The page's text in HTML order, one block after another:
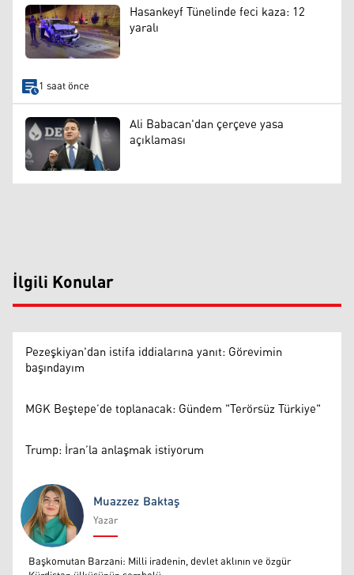
Hasankeyf Tünelinde feci kaza: 12
yaralı
1 saat önce
Ali Babacan'dan çerçeve yasa
açıklaması
İlgili Konular
Pezeşkiyan'dan istifa iddialarına yanıt: Görevimin
başındayım
MGK Beştepe’de toplanacak: Gündem "Terörsüz Türkiye"
Trump: İran’la anlaşmak istiyorum
Muazzez Baktaş
Muazzez Baktaş
Yazar
Başkomutan Barzani: Milli iradenin, devlet aklının ve özgür